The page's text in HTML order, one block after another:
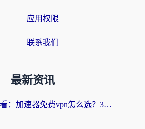
应用权限
联系我们
最新资讯
海外党必看：加速器免费vpn怎么选？3步教你无缝访问国内资源